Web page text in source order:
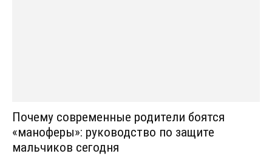
Почему современные родители боятся
«маноферы»: руководство по защите
мальчиков сегодня